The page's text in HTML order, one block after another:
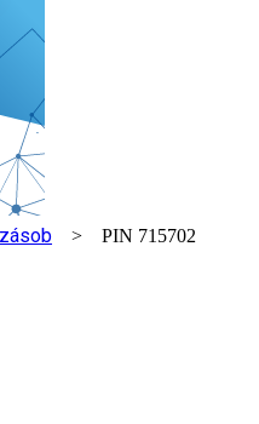
> PIN 715702